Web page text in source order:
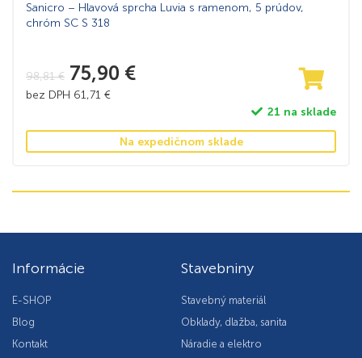
Sanicro – Hlavová sprcha Luvia s ramenom, 5 prúdov,
chróm SC S 318
98,81€ 75,90 €
bez DPH 61,71 €
21 na sklade
Na expedičnom sklade
Informácie
E-SHOP
Blog
Kontakt
Stavebniny
Stavebný materiál
Obklady, dlažba, sanita
Náradie a elektro